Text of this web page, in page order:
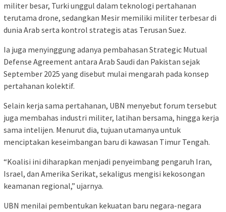
militer besar, Turki unggul dalam teknologi pertahanan
terutama drone, sedangkan Mesir memiliki militer terbesar di
dunia Arab serta kontrol strategis atas Terusan Suez.
Ia juga menyinggung adanya pembahasan Strategic Mutual
Defense Agreement antara Arab Saudi dan Pakistan sejak
September 2025 yang disebut mulai mengarah pada konsep
pertahanan kolektif.
Selain kerja sama pertahanan, UBN menyebut forum tersebut
juga membahas industri militer, latihan bersama, hingga kerja
sama intelijen. Menurut dia, tujuan utamanya untuk
menciptakan keseimbangan baru di kawasan Timur Tengah.
“Koalisi ini diharapkan menjadi penyeimbang pengaruh Iran,
Israel, dan Amerika Serikat, sekaligus mengisi kekosongan
keamanan regional,” ujarnya.
UBN menilai pembentukan kekuatan baru negara-negara